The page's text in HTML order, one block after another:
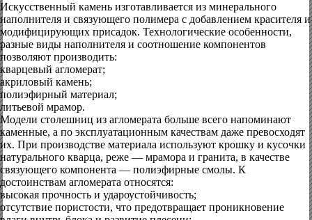
Искусственный камень изготавливается из минерального
наполнителя и связующего полимера с добавлением красителя и
модифицирующих присадок. Технологические особенности,
разные виды наполнителя и соотношение компонентов
позволяют производить:
кварцевый агломерат;
акриловый камень;
полиэфирный материал;
литьевой мрамор.
Модели столешниц из агломерата больше всего напоминают
каменные, а по эксплуатационным качествам даже превосходят
их. При производстве материала используют крошку и кусочки
натурального кварца, реже — мрамора и гранита, в качестве
связующего компонента — полиэфирные смолы. К
достоинствам агломерата относятся:
высокая прочность и удароустойчивость;
отсутствие пористости, что предотвращает проникновение